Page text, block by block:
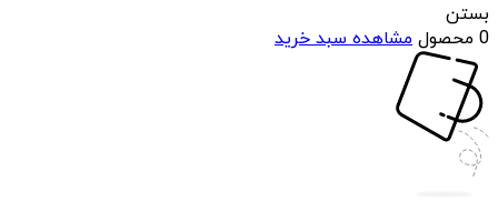
بستن
0 محصول
مشاهده سبد خرید